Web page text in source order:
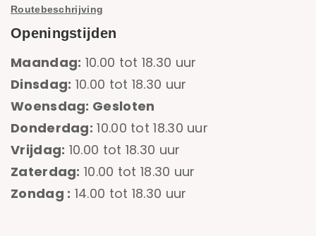
Routebeschrijving
Openingstijden
Maandag: 10.00 tot 18.30 uur
Dinsdag: 10.00 tot 18.30 uur
Woensdag: Gesloten
Donderdag: 10.00 tot 18.30 uur
Vrijdag: 10.00 tot 18.30 uur
Zaterdag: 10.00 tot 18.30 uur
Zondag : 14.00 tot 18.30 uur